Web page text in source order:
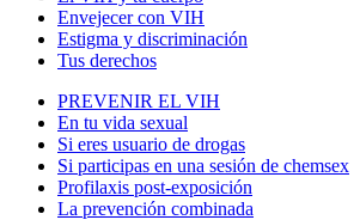
Envejecer con VIH
Estigma y discriminación
Tus derechos
PREVENIR EL VIH
En tu vida sexual
Si eres usuario de drogas
Si participas en una sesión de chemsex
Profilaxis post-exposición
La prevención combinada